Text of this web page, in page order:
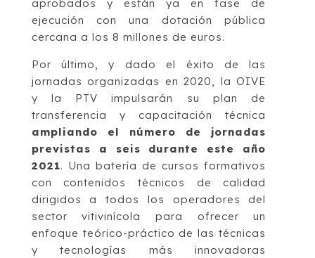
aprobados y están ya en fase de
ejecución con una dotación pública
cercana a los 8 millones de euros.
Por último, y dado el éxito de las
jornadas organizadas en 2020, la OIVE
y la PTV impulsarán su plan de
transferencia y capacitación técnica
ampliando el número de jornadas
previstas a seis durante este año
2021. Una batería de cursos formativos
con contenidos técnicos de calidad
dirigidos a todos los operadores del
sector vitivinícola para ofrecer un
enfoque teórico-práctico de las técnicas
y tecnologías más innovadoras